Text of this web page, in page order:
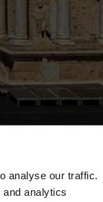
analyse our traffic.
analytics